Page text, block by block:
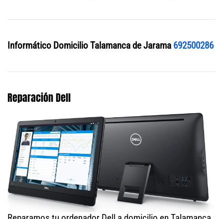
Informático Domicilio Talamanca de Jarama 692500286
Reparación Dell